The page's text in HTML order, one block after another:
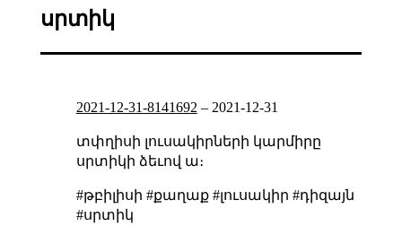
սրտիկ
2021-12-31-8141692 – 2021-12-31
տփղիսի լուսակիրների կարմիրը
սրտիկի ձեւով ա։
#թբիլիսի #քաղաք #լուսակիր #դիզայն
#սրտիկ